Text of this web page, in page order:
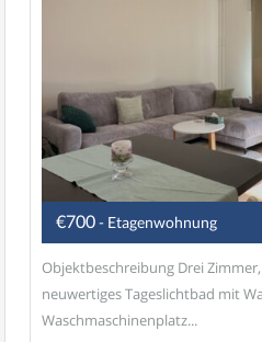
€700- Etagenwohnung
Objektbeschreibung Drei
neuwertiges Tageslichtbad mit
Waschmaschinenplatz...